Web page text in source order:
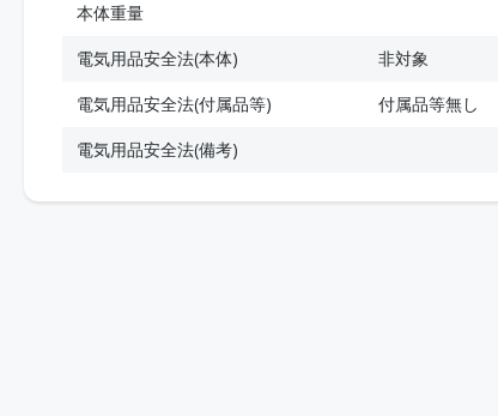
本体重量
電気用品安全法(本体)
非対象
電気用品安全法(付属品等)
付属品等無し
電気用品安全法(備考)